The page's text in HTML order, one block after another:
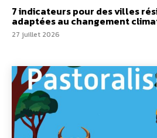
7 indicateurs pour des villes
adaptées au changement
27 juillet 2026